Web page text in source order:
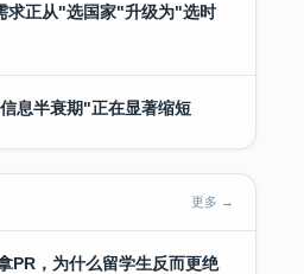
求正从"选国家"升级为"选时
息半衰期"正在显著缩短
更多 →
PR，为什么留学生反而更绝